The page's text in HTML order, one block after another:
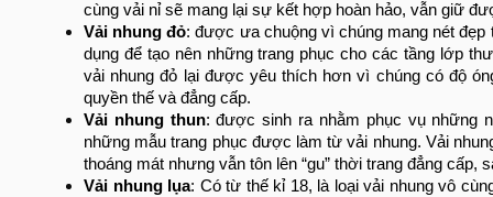
cùng vải nỉ sẽ mang lại sự kết hợp hoàn hảo, vẫn giữ
Vải nhung đỏ: được ưa chuộng vì chúng mang nét
dụng để tạo nên những trang phục cho các tầng lớp
vải nhung đỏ lại được yêu thích hơn vì chúng có độ
quyền thế và đẳng cấp.
Vải nhung thun: được sinh ra nhằm phục vụ những
những mẫu trang phục được làm từ vải nhung. Vải
thoáng mát nhưng vẫn tôn lên “gu” thời trang đẳng cấp,
Vải nhung lụa: Có từ thế kỉ 18, là loại vải nhung vô